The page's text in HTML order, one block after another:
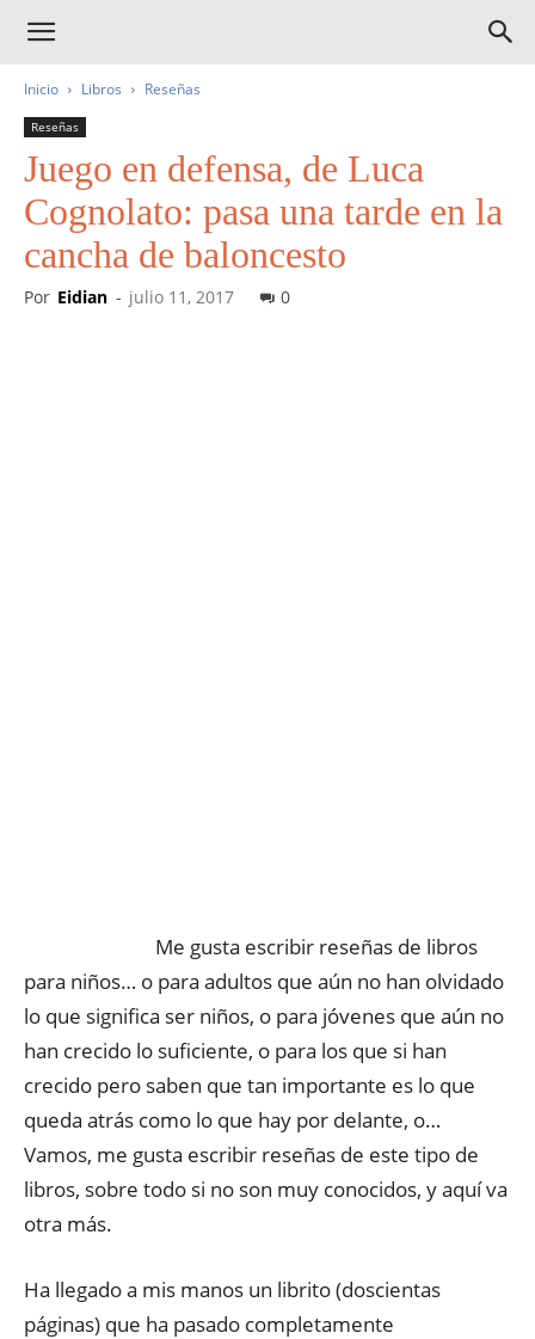
Inicio Libros Reseñas
Reseñas
Juego en defensa, de Luca
Cognolato: pasa una tarde en la
cancha de baloncesto
Por Eidian - julio 11, 2017 0
Me gusta escribir reseñas de libros
para niños… o para adultos que aún no han olvidado
lo que significa ser niños, o para jóvenes que aún no
han crecido lo suficiente, o para los que si han
crecido pero saben que tan importante es lo que
queda atrás como lo que hay por delante, o…
Vamos, me gusta escribir reseñas de este tipo de
libros, sobre todo si no son muy conocidos, y aquí va
otra más.
Ha llegado a mis manos un librito (doscientas
páginas) que ha pasado completamente